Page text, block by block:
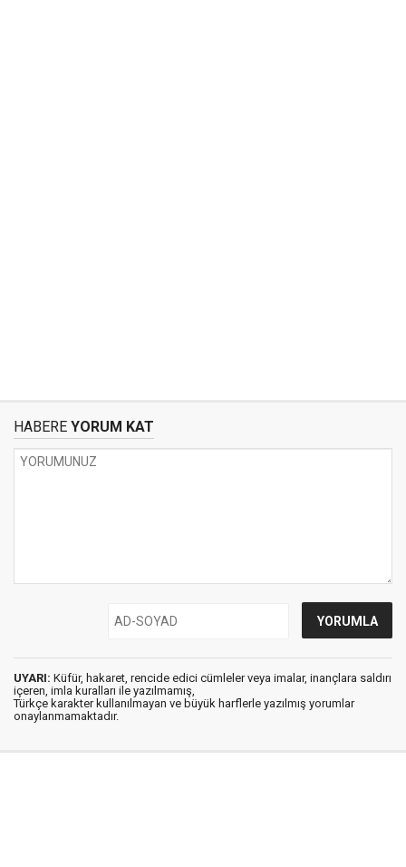
HABERE YORUM KAT
UYARI: Küfür, hakaret, rencide edici cümleler veya imalar, inançlara saldırı
içeren, imla kuralları ile yazılmamış,
Türkçe karakter kullanılmayan ve büyük harflerle yazılmış yorumlar
onaylanmamaktadır.